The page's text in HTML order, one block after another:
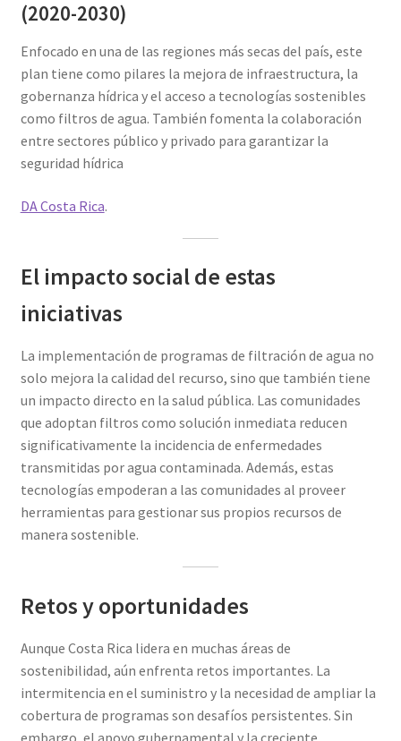
(2020-2030)
Enfocado en una de las regiones más secas del país, este
plan tiene como pilares la mejora de infraestructura, la
gobernanza hídrica y el acceso a tecnologías sostenibles
como filtros de agua. También fomenta la colaboración
entre sectores público y privado para garantizar la
seguridad hídrica​
DA Costa Rica.
El impacto social de estas
iniciativas
La implementación de programas de filtración de agua no
solo mejora la calidad del recurso, sino que también tiene
un impacto directo en la salud pública. Las comunidades
que adoptan filtros como solución inmediata reducen
significativamente la incidencia de enfermedades
transmitidas por agua contaminada. Además, estas
tecnologías empoderan a las comunidades al proveer
herramientas para gestionar sus propios recursos de
manera sostenible.
Retos y oportunidades
Aunque Costa Rica lidera en muchas áreas de
sostenibilidad, aún enfrenta retos importantes. La
intermitencia en el suministro y la necesidad de ampliar la
cobertura de programas son desafíos persistentes. Sin
embargo, el apoyo gubernamental y la creciente